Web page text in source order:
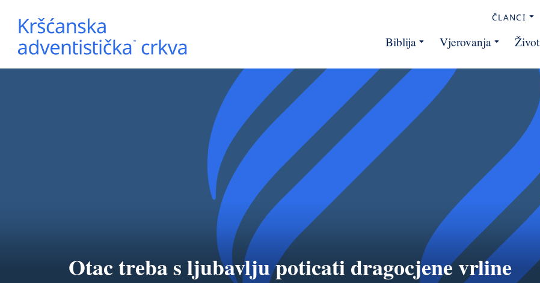
ČLANCI
Biblija Vjerovanja Život
Otac treba s ljubavlju poticati dragocjene vrline